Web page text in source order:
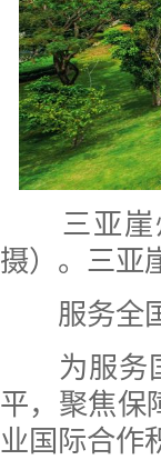
三亚
摄）。三亚
服务全
为服务
平，聚焦保
业国际合作